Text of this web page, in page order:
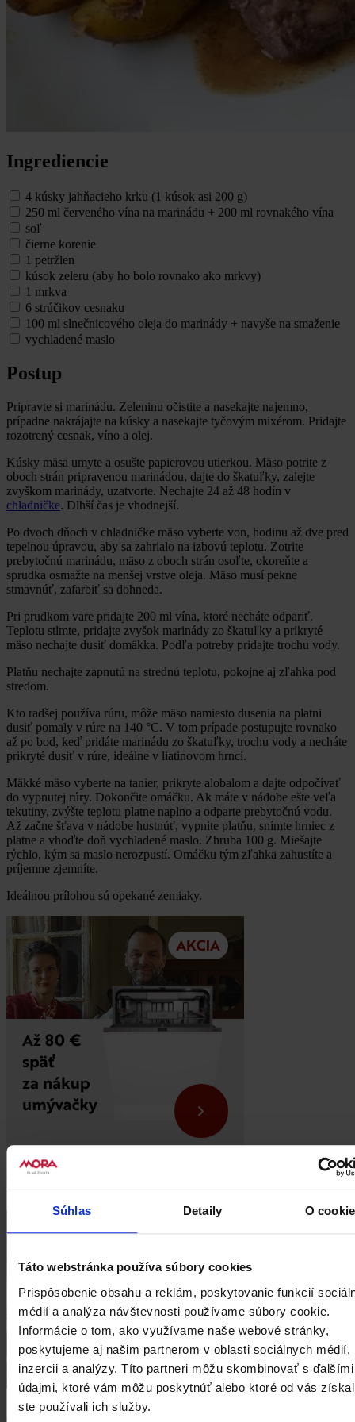
Súhlas Detaily O
Táto webstránka používa súbory cookies
Prispôsobenie obsahu a reklám, poskytovanie funkcií
médií a analýza návštevnosti používame súbory cookie.
Informácie o tom, ako využívame naše webové stránky,
poskytujeme aj našim partnerom v oblasti sociálnych médií,
inzercii a analýzy. Títo partneri môžu skombinovať s ďalšími
údajmi, ktoré vám môžu poskytnúť alebo ktoré od vás
ste používali ich služby.
Ingrediencie
4 kúsky jahňacieho krku (1 kúsok asi 200 g)
250 ml červeného vína na marinádu + 200 ml rovnakého vína
soľ
čierne korenie
1 petržlen
kúsok zeleru (aby ho bolo rovnako ako mrkvy)
1 mrkva
6 strúčikov cesnaku
100 ml slnečnicového oleja do marinády + navyše na smaženie
vychladené maslo
Postup
Pripravte si marinádu. Zeleninu očistite a nasekajte najemno,
prípadne nakrájajte na kúsky a nasekajte tyčovým mixérom. Pridajte
rozotrený cesnak, víno a olej.
Kúsky mäsa umyte a osušte papierovou utierkou. Mäso potrite z
oboch strán pripravenou marinádou, dajte do škatuľky, zalejte
zvyškom marinády, uzatvorte. Nechajte 24 až 48 hodín v
chladničke. Dlhší čas je vhodnejší.
Po dvoch dňoch v chladničke mäso vyberte von, hodinu až dve pred
tepelnou úpravou, aby sa zahrialo na izbovú teplotu. Zotrite
prebytočnú marinádu, mäso z oboch strán osoľte, okoreňte a
sprudka osmažte na menšej vrstve oleja. Mäso musí pekne
stmavnúť, zafarbiť sa dohneda.
Pri prudkom vare pridajte 200 ml vína, ktoré necháte odpariť.
Teplotu stlmte, pridajte zvyšok marinády zo škatuľky a prikryté
mäso nechajte dusiť domäkka. Podľa potreby pridajte trochu vody.
Platňu nechajte zapnutú na strednú teplotu, pokojne aj zľahka pod
stredom.
Kto radšej používa rúru, môže mäso namiesto dusenia na platni
dusiť pomaly v rúre na 140 °C. V tom prípade postupujte rovnako
až po bod, keď pridáte marinádu zo škatuľky, trochu vody a necháte
prikryté dusiť v rúre, ideálne v liatinovom hrnci.
Mäkké mäso vyberte na tanier, prikryte alobalom a dajte odpočívať
do vypnutej rúry. Dokončite omáčku. Ak máte v nádobe ešte veľa
tekutiny, zvýšte teplotu platne naplno a odparte prebytočnú vodu.
Až začne šťava v nádobe hustnúť, vypnite platňu, snímte hrniec z
platne a vhoďte doň vychladené maslo. Zhruba 100 g. Miešajte
rýchlo, kým sa maslo nerozpustí. Omáčku tým zľahka zahustíte a
príjemne zjemníte.
Ideálnou prílohou sú opekané zemiaky.
Polievky
Poctivá cesnačka so zemiakmi a slaninou